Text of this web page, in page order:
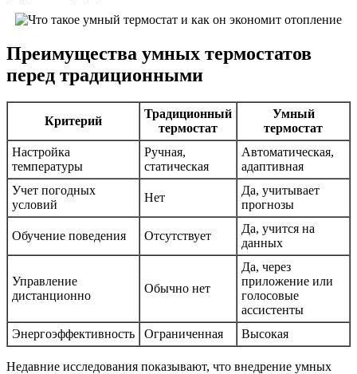
Преимущества умных термостатов
перед традиционными
Критерий
Традиционный
термостат
Умный
термостат
Настройка
температуры
Ручная,
статическая
Автоматическая,
адаптивная
Учет погодных
условий
Нет
Да, учитывает
прогнозы
Обучение поведения Отсутствует
Да, учится на
данных
Управление
дистанционно
Обычно нет
Да, через
приложение или
голосовые
ассистенты
Энергоэффективность
Ограниченная Высокая
Недавние исследования показывают, что внедрение умных